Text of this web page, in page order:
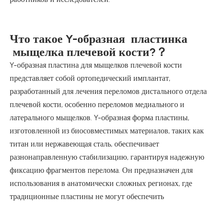
Что такое Y-образная пластинка
мыщелка плечевой кости? ？
Y-образная пластина для мыщелков плечевой кости
представляет собой ортопедический имплантат,
разработанный для лечения переломов дистального отдела
плечевой кости, особенно переломов медиального и
латерального мыщелков. Y-образная форма пластины,
изготовленной из биосовместимых материалов, таких как
титан или нержавеющая сталь, обеспечивает
разнонаправленную стабилизацию, гарантируя надежную
фиксацию фрагментов перелома. Он предназначен для
использования в анатомически сложных регионах, где
традиционные пластины не могут обеспечить